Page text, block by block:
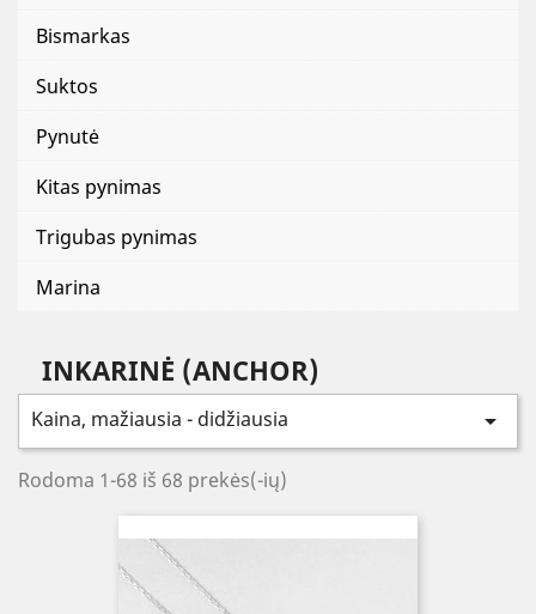
Bismarkas
Suktos
Pynutė
Kitas pynimas
Trigubas pynimas
Marina
INKARINĖ (ANCHOR)
Kaina, mažiausia - didžiausia 
Rodoma 1-68 iš 68 prekės(-ių)